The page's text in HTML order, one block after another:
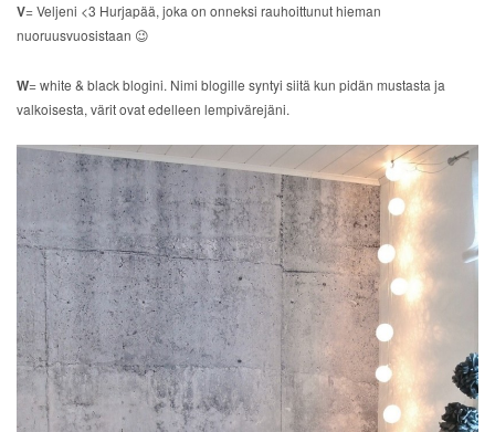
V= Veljeni <3 Hurjapää, joka on onneksi rauhoittunut hieman
nuoruusvuosistaan 😉
W= white & black blogini. Nimi blogille syntyi siitä kun pidän mustasta ja
valkoisesta, värit ovat edelleen lempivärejäni.